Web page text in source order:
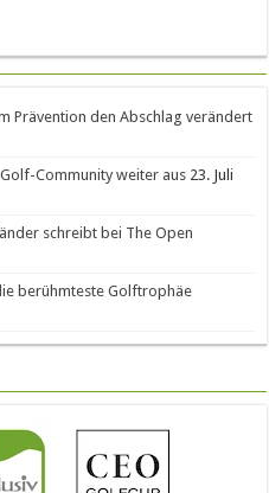
Prävention den Abschlag verändert
Community weiter aus 23. Juli
schreibt bei The Open
berühmteste Golftrophäe